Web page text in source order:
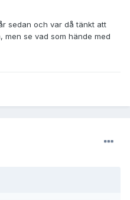
sedan och var då tänkt att
men se vad som hände med